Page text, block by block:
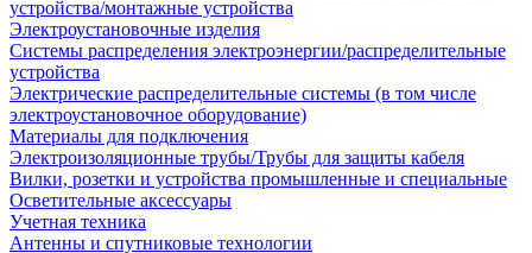
устройства/монтажные устройства
Электроустановочные изделия
Системы распределения электроэнергии/распределительные
устройства
Электрические распределительные системы (в том числе
электроустановочное оборудование)
Материалы для подключения
Электроизоляционные трубы/Трубы для защиты кабеля
Вилки, розетки и устройства промышленные и специальные
Осветительные аксессуары
Учетная техника
Антенны и спутниковые технологии